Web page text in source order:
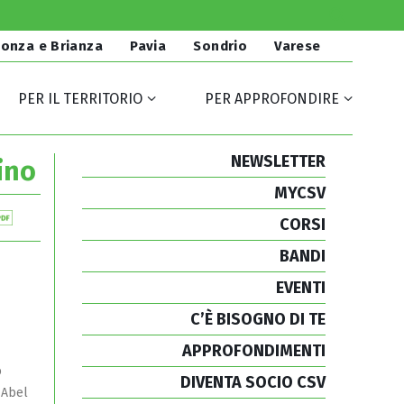
e Brianza Pavia Sondrio Varese
PER IL TERRITORIO PER APPROFONDIRE
NEWSLETTER
MYCSV
CORSI
BANDI
EVENTI
C’È BISOGNO DI TE
APPROFONDIMENTI
DIVENTA SOCIO CSV